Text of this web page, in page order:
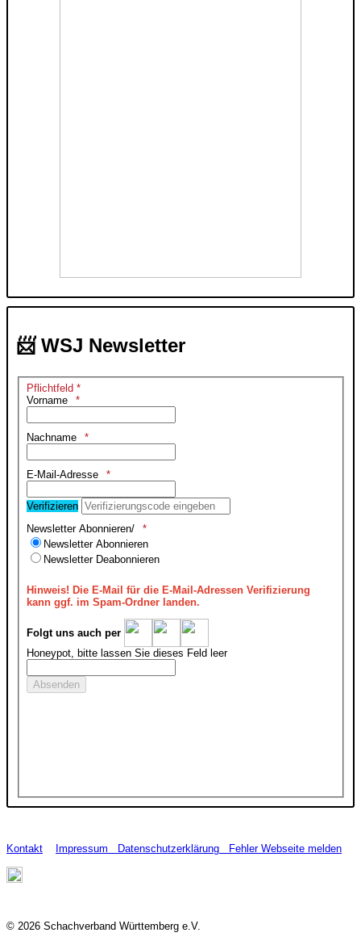
📨 WSJ Newsletter
Pflichtfeld *
Vorname
Nachname
E-Mail-Adresse
Verifizieren
Newsletter Abonnieren/
Newsletter Abonnieren
Newsletter Deabonnieren
Hinweis! Die E-Mail für die E-Mail-Adressen Verifizierung
kann ggf. im Spam-Ordner landen.
Folgt uns auch per
Honeypot, bitte lassen Sie dieses Feld leer
Kontakt Impressum Datenschutzerklärung Fehler Webseite melden
© 2026 Schachverband Württemberg e.V.